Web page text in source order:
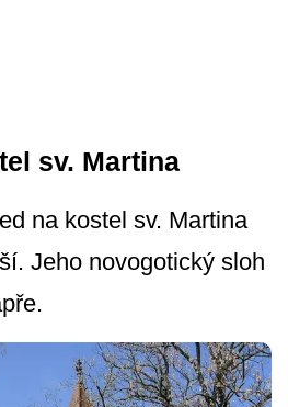
sv. Martina
na kostel sv. Martina
Jeho novogotický sloh